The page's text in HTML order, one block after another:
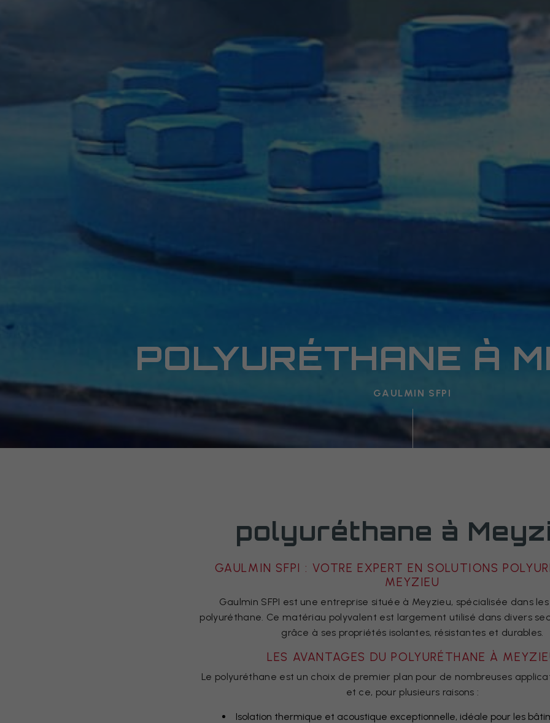
POLYURÉTHANE À
GAULMIN SFPI
polyuréthane à
GAULMIN SFPI : VOTRE EXPERT EN SOLUTIONS
MEYZIEU
Gaulmin SFPI est une entreprise située à Meyzieu, spécialisée dans
polyuréthane. Ce matériau polyvalent est largement utilisé dans divers
grâce à ses propriétés isolantes, résistantes et durables.
LES AVANTAGES DU POLYURÉTHANE À
Le polyuréthane est un choix de premier plan pour de nombreuses
et ce, pour plusieurs raisons :
Isolation thermique et acoustique exceptionnelle, idéale pour les